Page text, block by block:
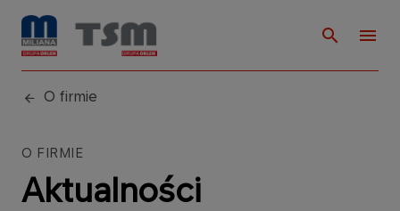
O firmie
O FIRMIE
Aktualności